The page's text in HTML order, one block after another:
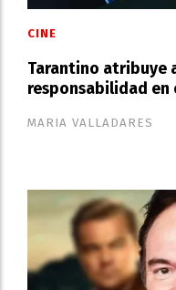
Tarantino atribuye
responsabilidad
MARIA VALLADARES
CINE